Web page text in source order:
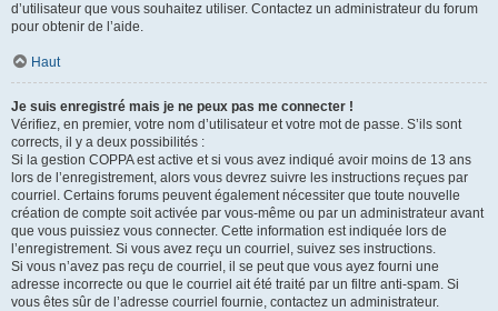
d’utilisateur que vous souhaitez utiliser. Contactez un administrateur du forum
pour obtenir de l’aide.
Haut
Je suis enregistré mais je ne peux pas me connecter !
Vérifiez, en premier, votre nom d’utilisateur et votre mot de passe. S’ils sont
corrects, il y a deux possibilités :
Si la gestion COPPA est active et si vous avez indiqué avoir moins de 13 ans
lors de l’enregistrement, alors vous devrez suivre les instructions reçues par
courriel. Certains forums peuvent également nécessiter que toute nouvelle
création de compte soit activée par vous-même ou par un administrateur avant
que vous puissiez vous connecter. Cette information est indiquée lors de
l’enregistrement. Si vous avez reçu un courriel, suivez ses instructions.
Si vous n’avez pas reçu de courriel, il se peut que vous ayez fourni une
adresse incorrecte ou que le courriel ait été traité par un filtre anti-spam. Si
vous êtes sûr de l’adresse courriel fournie, contactez un administrateur.